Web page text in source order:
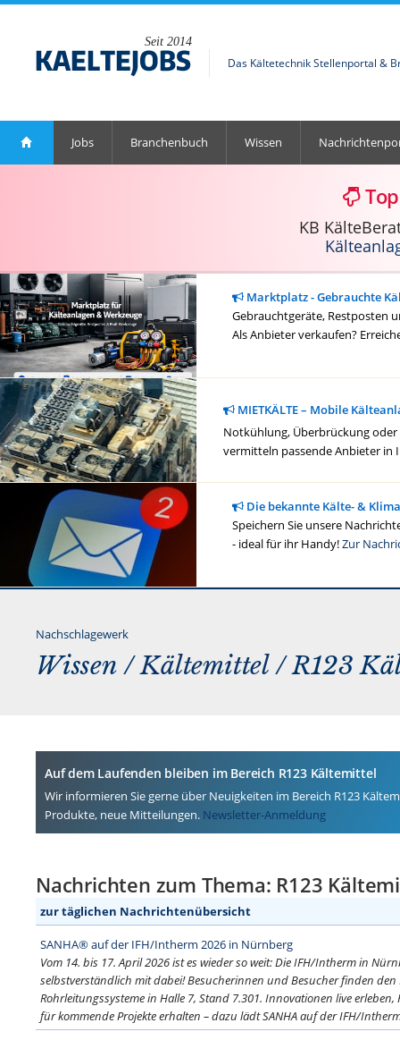
Seit 2014
Das Kältetechnik Stellenportal &
Jobs Branchenbuch Wissen
KB
Marktplatz - Gebrauchte
Gebrauchtgeräte, Restposten
Als Anbieter verkaufen?
MIETKÄLTE – Mobile
Notkühlung, Überbrückung
vermitteln passende Anbieter in
Die bekannte Kälte- &
Speichern Sie unsere
- ideal für ihr Handy!Zur
Nachschlagewerk
Wissen /Kältemittel/ R123
Auf dem Laufenden bleiben im Bereich R123 Kältemittel
Wir informieren Sie gerne über Neuigkeiten im Bereich R123
Produkte, neue Mitteilungen. Newsletter-Anmeldung
Nachrichten zum Thema: R123
zur täglichen Nachrichtenübersicht
SANHA® auf der IFH/Intherm 2026 in Nürnberg
Vom 14. bis 17. April 2026 ist es wieder so weit: Die IFH/Intherm in
selbstverständlich mit dabei! Besucherinnen und Besucher finden den
Rohrleitungssysteme in Halle 7, Stand 7.301. Innovationen live
für kommende Projekte erhalten – dazu lädt SANHA auf der IFH/